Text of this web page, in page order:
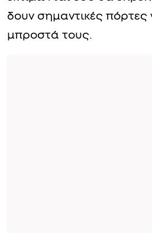
δουν σημαντικές πόρτες
μπροστά τους.